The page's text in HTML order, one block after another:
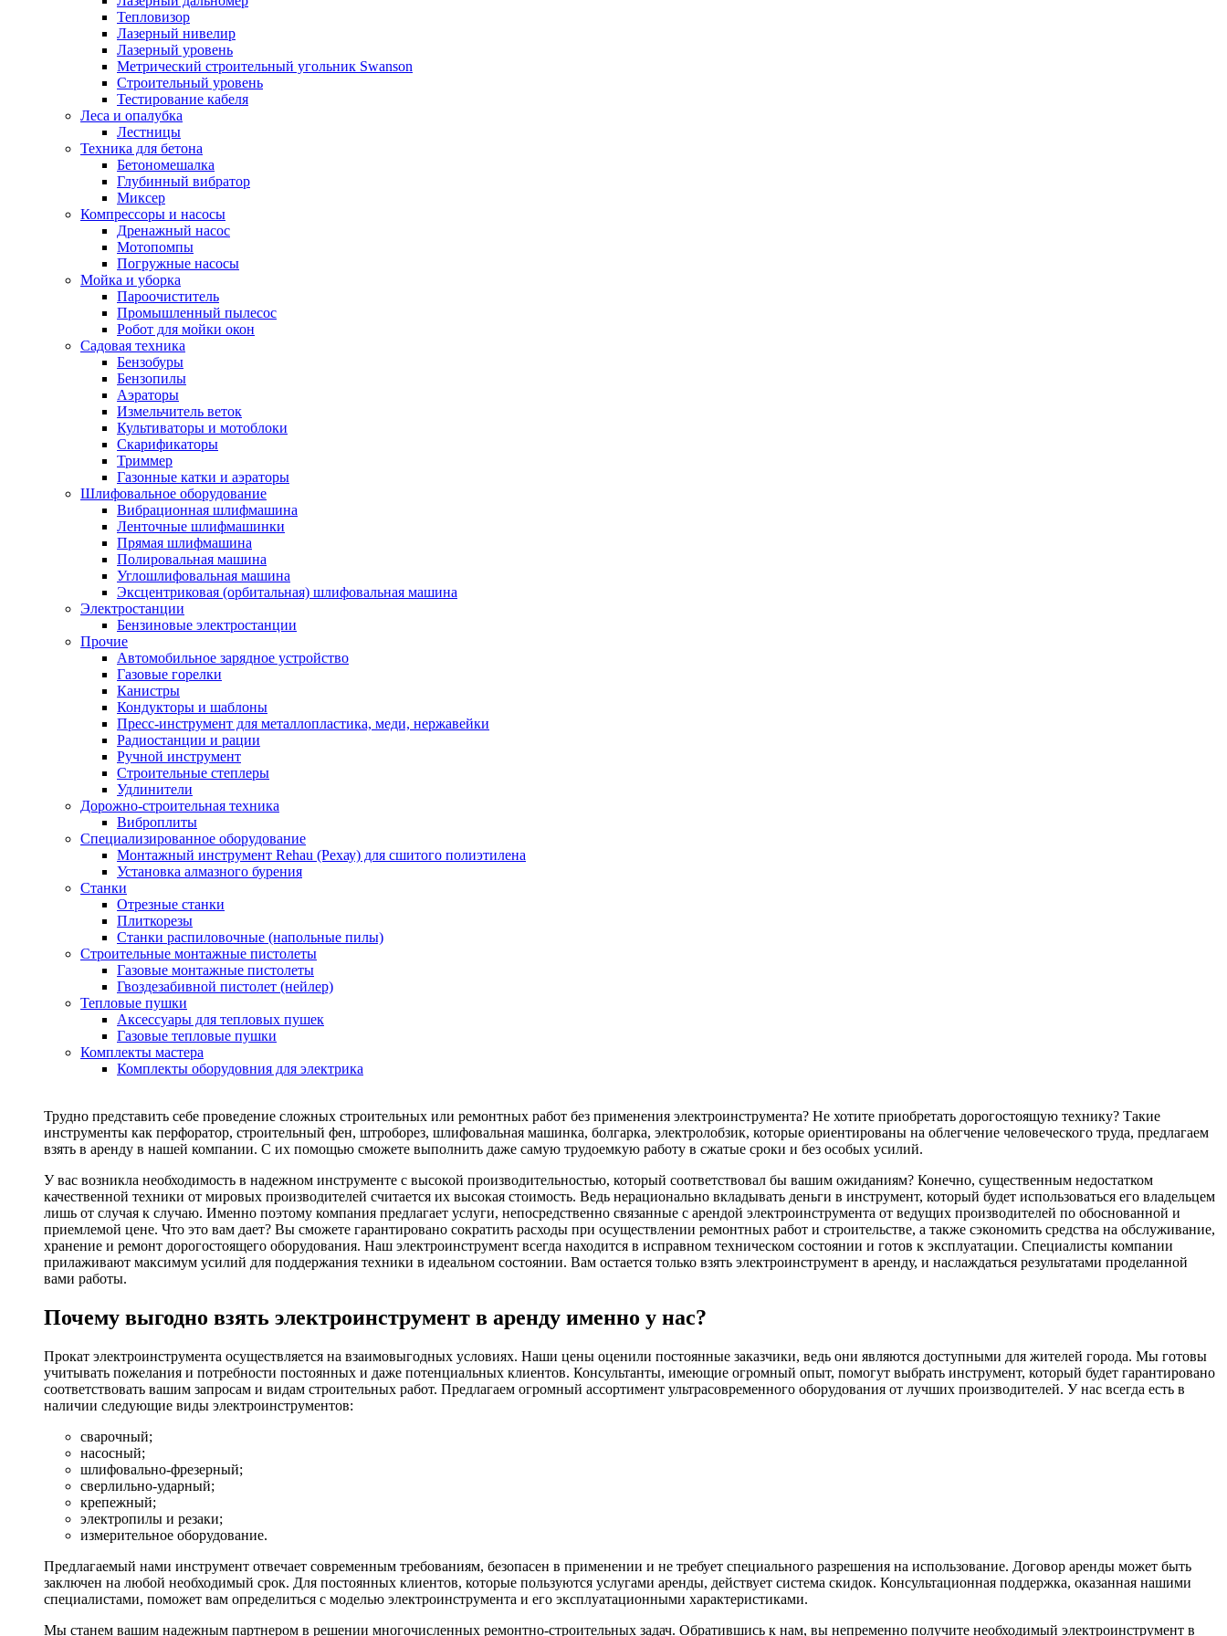
Тепловизор
Лазерный нивелир
Лазерный уровень
Метрический строительный угольник Swanson
Строительный уровень
Тестирование кабеля
Леса и опалубка
Лестницы
Техника для бетона
Бетономешалка
Глубинный вибратор
Миксер
Компрессоры и насосы
Дренажный насос
Мотопомпы
Погружные насосы
Мойка и уборка
Пароочиститель
Промышленный пылесос
Робот для мойки окон
Садовая техника
Бензобуры
Бензопилы
Аэраторы
Измельчитель веток
Культиваторы и мотоблоки
Скарификаторы
Триммер
Газонные катки и аэраторы
Шлифовальное оборудование
Вибрационная шлифмашина
Ленточные шлифмашинки
Прямая шлифмашина
Полировальная машина
Углошлифовальная машина
Эксцентриковая (орбитальная) шлифовальная машина
Электростанции
Бензиновые электростанции
Прочие
Автомобильное зарядное устройство
Газовые горелки
Канистры
Кондукторы и шаблоны
Пресс-инструмент для металлопластика, меди, нержавейки
Радиостанции и рации
Ручной инструмент
Строительные степлеры
Удлинители
Дорожно-строительная техника
Виброплиты
Специализированное оборудование
Монтажный инструмент Rehau (Рехау) для сшитого полиэтилена
Установка алмазного бурения
Станки
Отрезные станки
Плиткорезы
Станки распиловочные (напольные пилы)
Строительные монтажные пистолеты
Газовые монтажные пистолеты
Гвоздезабивной пистолет (нейлер)
Тепловые пушки
Аксессуары для тепловых пушек
Газовые тепловые пушки
Комплекты мастера
Комплекты оборудовния для электрика
Трудно представить себе проведение сложных строительных или ремонтных работ без применения электроинструмента? Не хотите приобретать дорогостоящую технику? Такие
инструменты как перфоратор, строительный фен, штроборез, шлифовальная машинка, болгарка, электролобзик, которые ориентированы на облегчение человеческого труда, предлагаем
взять в аренду в нашей компании. С их помощью сможете выполнить даже самую трудоемкую работу в сжатые сроки и без особых усилий.
У вас возникла необходимость в надежном инструменте с высокой производительностью, который соответствовал бы вашим ожиданиям? Конечно, существенным недостатком
качественной техники от мировых производителей считается их высокая стоимость. Ведь нерационально вкладывать деньги в инструмент, который будет использоваться его владельцем
лишь от случая к случаю. Именно поэтому компания предлагает услуги, непосредственно связанные с арендой электроинструмента от ведущих производителей по обоснованной и
приемлемой цене. Что это вам дает? Вы сможете гарантировано сократить расходы при осуществлении ремонтных работ и строительстве, а также сэкономить средства на обслуживание,
хранение и ремонт дорогостоящего оборудования. Наш электроинструмент всегда находится в исправном техническом состоянии и готов к эксплуатации. Специалисты компании
прилаживают максимум усилий для поддержания техники в идеальном состоянии. Вам остается только взять электроинструмент в аренду, и наслаждаться результатами проделанной
вами работы.
Почему выгодно взять электроинструмент в аренду именно у нас?
Прокат электроинструмента осуществляется на взаимовыгодных условиях. Наши цены оценили постоянные заказчики, ведь они являются доступными для жителей города. Мы готовы
учитывать пожелания и потребности постоянных и даже потенциальных клиентов. Консультанты, имеющие огромный опыт, помогут выбрать инструмент, который будет гарантировано
соответствовать вашим запросам и видам строительных работ. Предлагаем огромный ассортимент ультрасовременного оборудования от лучших производителей. У нас всегда есть в
наличии следующие виды электроинструментов:
сварочный;
насосный;
шлифовально-фрезерный;
сверлильно-ударный;
крепежный;
электропилы и резаки;
измерительное оборудование.
Предлагаемый нами инструмент отвечает современным требованиям, безопасен в применении и не требует специального разрешения на использование. Договор аренды может быть
заключен на любой необходимый срок. Для постоянных клиентов, которые пользуются услугами аренды, действует система скидок. Консультационная поддержка, оказанная нашими
специалистами, поможет вам определиться с моделью электроинструмента и его эксплуатационными характеристиками.
Мы станем вашим надежным партнером в решении многочисленных ремонтно-строительных задач. Обратившись к нам, вы непременно получите необходимый электроинструмент в